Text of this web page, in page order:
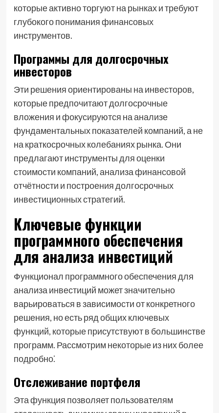
которые активно торгуют на рынках и требуют
глубокого понимания финансовых
инструментов.
Программы для долгосрочных
инвесторов
Эти решения ориентированы на инвесторов,
которые предпочитают долгосрочные
вложения и фокусируются на анализе
фундаментальных показателей компаний, а не
на краткосрочных колебаниях рынка. Они
предлагают инструменты для оценки
стоимости компаний, анализа финансовой
отчётности и построения долгосрочных
инвестиционных стратегий.
Ключевые функции
программного обеспечения
для анализа инвестиций
Функционал программного обеспечения для
анализа инвестиций может значительно
варьироваться в зависимости от конкретного
решения, но есть ряд общих ключевых
функций, которые присутствуют в большинстве
программ. Рассмотрим некоторые из них более
подробно⁚
Отслеживание портфеля
Эта функция позволяет пользователям